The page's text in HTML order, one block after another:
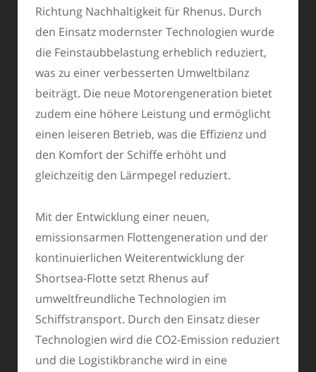
Richtung Nachhaltigkeit für Rhenus. Durch
den Einsatz modernster Technologien wurde
die Feinstaubbelastung erheblich reduziert,
was zu einer verbesserten Umweltbilanz
beiträgt. Die neue Motorengeneration bietet
zudem eine höhere Leistung und ermöglicht
einen leiseren Betrieb, was die Effizienz und
den Komfort der Schiffe erhöht und
gleichzeitig den Lärmpegel reduziert.
Mit der Entwicklung einer neuen,
emissionsarmen Flottengeneration und der
kontinuierlichen Weiterentwicklung der
Shortsea-Flotte setzt Rhenus auf
umweltfreundliche Technologien im
Schiffstransport. Durch den Einsatz dieser
Technologien wird die CO2-Emission reduziert
und die Logistikbranche wird in eine